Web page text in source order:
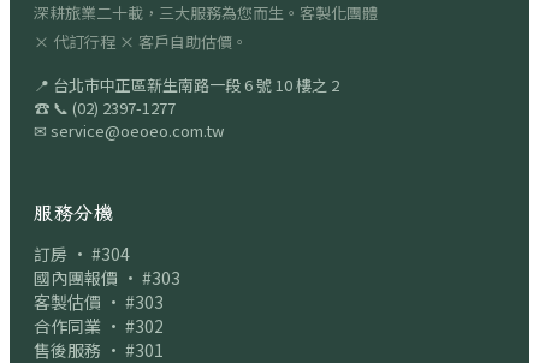
深耕旅業二十載，三大服務為您而生。客製化團體
× 代訂行程 × 客戶自助估價。
📍 台北市中正區新生南路一段 6 號 10 樓之 2
☎ 📞 (02) 2397-1277
✉ service@oeoeo.com.tw
服務分機
訂房 · #304
國內團報價 · #303
客製估價 · #303
合作同業 · #302
售後服務 · #301